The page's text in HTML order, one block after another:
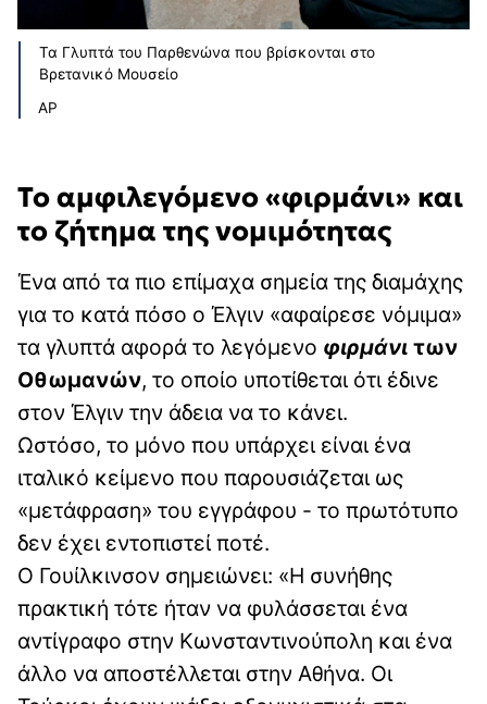
Τα Γλυπτά του Παρθενώνα που βρίσκονται στο
Βρετανικό Μουσείο
AP
Το αμφιλεγόμενο «φιρμάνι» και
το ζήτημα της νομιμότητας
Ένα από τα πιο επίμαχα σημεία της διαμάχης
για το κατά πόσο ο Έλγιν «αφαίρεσε νόμιμα»
τα γλυπτά αφορά το λεγόμενο φιρμάνι των
Οθωμανών, το οποίο υποτίθεται ότι έδινε
στον Έλγιν την άδεια να το κάνει.
Ωστόσο, το μόνο που υπάρχει είναι ένα
ιταλικό κείμενο που παρουσιάζεται ως
«μετάφραση» του εγγράφου - το πρωτότυπο
δεν έχει εντοπιστεί ποτέ.
Ο Γουίλκινσον σημειώνει: «Η συνήθης
πρακτική τότε ήταν να φυλάσσεται ένα
αντίγραφο στην Κωνσταντινούπολη και ένα
άλλο να αποστέλλεται στην Αθήνα. Οι